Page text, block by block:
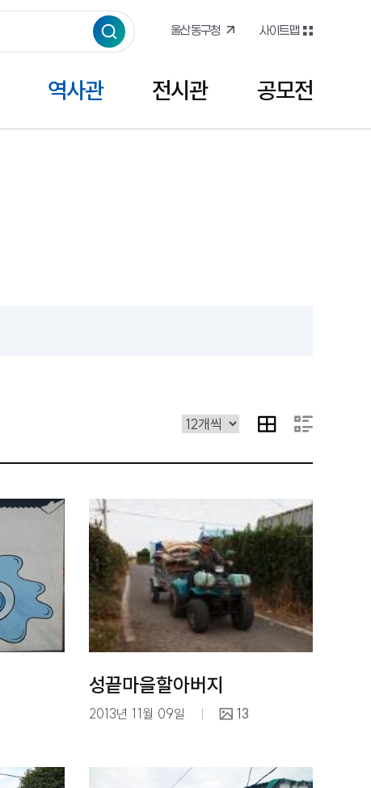
울산동구청 사이트맵
역사관 전시관 공모전
성끝마을할아버지
2013년 11월 09일 13